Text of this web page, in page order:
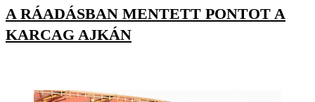
A RÁADÁSBAN MENTETT PONTOT A
KARCAG AJKÁN